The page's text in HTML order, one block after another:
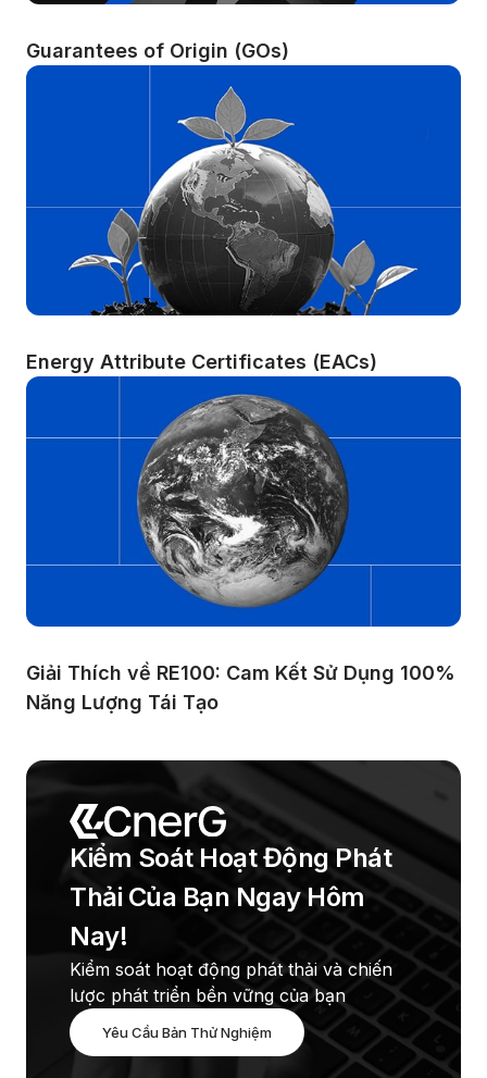
Guarantees of Origin (GOs)
Energy Attribute Certificates (EACs)
Giải Thích về RE100: Cam Kết Sử Dụng 100%
Năng Lượng Tái Tạo
Kiểm Soát Hoạt Động Phát
Thải Của Bạn Ngay Hôm
Nay!
Kiểm soát hoạt động phát thải và chiến
lược phát triển bền vững của bạn
Yêu Cầu Bản Thử Nghiệm